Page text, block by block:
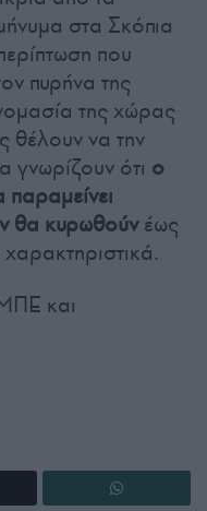
στα Σκόπια
που
πυρήνα της
της χώρας
θέλουν να την
γνωρίζουν ότι ο
θα κυρωθούνέως
και